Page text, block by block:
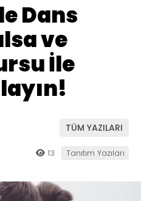
Dans
ve
İle
TÜM YAZILARI
13 Tanıtım Yazıları